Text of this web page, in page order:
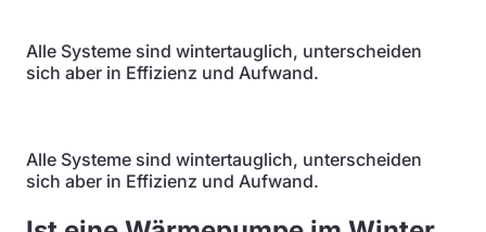
Alle Systeme sind wintertauglich, unterscheiden
sich aber in Effizienz und Aufwand.
Alle Systeme sind wintertauglich, unterscheiden
sich aber in Effizienz und Aufwand.